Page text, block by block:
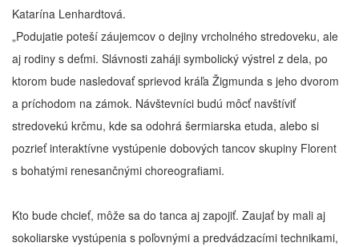
Katarína Lenhardtová.
„Podujatie poteší záujemcov o dejiny vrcholného stredoveku, ale
aj rodiny s deťmi. Slávnosti zaháji symbolický výstrel z dela, po
ktorom bude nasledovať sprievod kráľa Žigmunda s jeho dvorom
a príchodom na zámok. Návštevníci budú môcť navštíviť
stredovekú krčmu, kde sa odohrá šermiarska etuda, alebo si
pozrieť interaktívne vystúpenie dobových tancov skupiny Florent
s bohatými renesančnými choreografiami.
Kto bude chcieť, môže sa do tanca aj zapojiť. Zaujať by mali aj
sokoliarske vystúpenia s poľovnými a predvádzacími technikami,